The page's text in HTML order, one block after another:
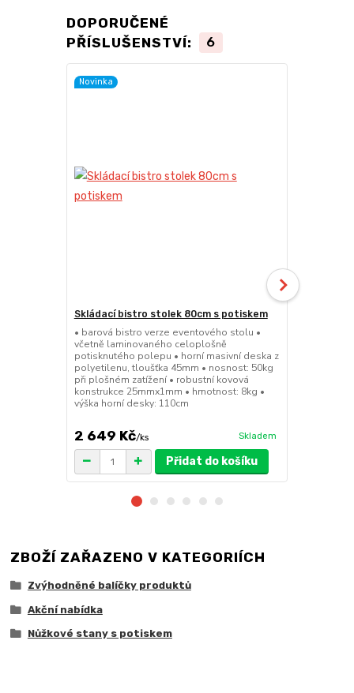
DOPORUČENÉ
PŘÍSLUŠENSTVÍ:
6
Novinka
Skládací bistro stolek 80cm s potiskem
• barová bistro verze eventového stolu •
včetně laminovaného celoplošně
potisknutého polepu • horní masivní deska z
polyetilenu, tloušťka 45mm • nosnost: 50kg
při plošném zatížení • robustní kovová
konstrukce 25mmx1mm • hmotnost: 8kg •
výška horní desky: 110cm
2 649 Kč/ks Skladem
Přidat do košíku
ZBOŽÍ ZAŘAZENO V KATEGORIÍCH
Zvýhodněné balíčky produktů
Akční nabídka
Nůžkové stany s potiskem